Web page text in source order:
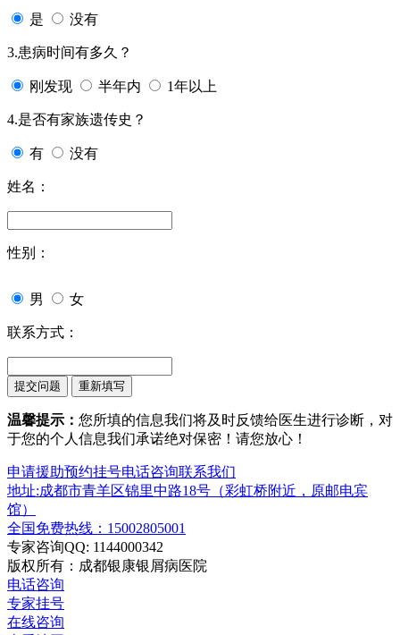
是 没有
3.患病时间有多久？
刚发现 半年内 1年以上
4.是否有家族遗传史？
有 没有
姓名：
性别：
男 女
联系方式：
温馨提示： 您所填的信息我们将及时反馈给医生进行诊断，对
于您的个人信息我们承诺绝对保密！请您放心！
申请援助预约挂号电话咨询联系我们
地址:成都市青羊区锦里中路18号（彩虹桥附近，原邮电宾
馆）
全国免费热线：15002805001
专家咨询QQ: 1144000342
版权所有：成都银康银屑病医院
电话咨询
专家挂号
在线咨询